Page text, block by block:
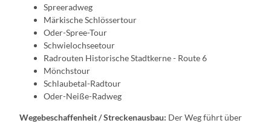
Spreeradweg
Märkische Schlössertour
Oder-Spree-Tour
Schwielochseetour
Radrouten Historische Stadtkerne - Route 6
Mönchstour
Schlaubetal-Radtour
Oder-Neiße-Radweg
Wegebeschaffenheit / Streckenausbau: Der Weg führt über